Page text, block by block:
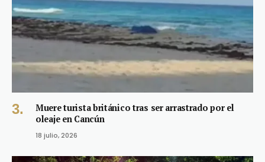
Muere turista británico tras ser arrastrado por el
oleaje en Cancún
18 julio, 2026